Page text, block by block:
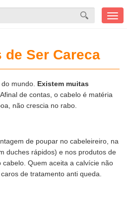
de Ser Careca
mundo. Existem muitas
. Afinal de contas, o cabelo é matéria
não crescia no rabo.
de poupar no cabeleireiro, na
duches rápidos) e nos produtos de
Quem aceita a calvície não
de tratamento anti queda.